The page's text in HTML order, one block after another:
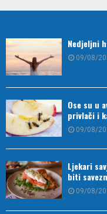
Nedjeljni
09/08/
Ose su u
privlači i
09/08/
Ljekari
biti
09/08/